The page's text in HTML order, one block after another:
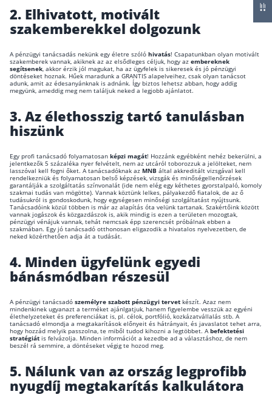
Balesetbiztosítás
Csoportos életbiztosítás
Kockázati életbiztosítás 🛡
Euróalapú megtakarításos életbiztosítás
Megtakarítással kombinált életbiztosítás
Vegyes életbiztosítás
Egészségbiztosítás
Egészségbiztosítás cégeknek
Magán egészségbiztosítás 💊
Betegbiztosítás
Egészségpénztár – Spórolj évi akár 150 ezer
Egészségbiztosítás kalkulátor
Befektetés
Állampapír
Legjobb befektetés
Részvény vásárlás
Befektetési alapok
2. Elhivatott, motivált
szakemberekkel dolgozunk
A pénzügyi tanácsadás nekünk egy életre szóló hivatás! Csapatunkban olyan motivált
szakemberek vannak, akiknek az az elsődleges céljuk, hogy az embereknek
segítsenek, akkor érzik jól magukat, ha az ügyfelek is sikeresek és jó pénzügyi
döntéseket hoznak. Hűek maradunk a GRANTIS alapelveihez, csak olyan tanácsot
adunk, amit az édesanyánknak is adnánk. Így biztos lehetsz abban, hogy addig
megyünk, ameddig meg nem találjuk neked a legjobb ajánlatot.
3. Az élethosszig tartó tanulásban
hiszünk
Egy profi tanácsadó folyamatosan képzi magát! Hozzánk egyébként nehéz bekerülni, a
jelentkezők 5 százaléka nyer felvételt, nem az utcáról toborozzuk a jelölteket, nem
lasszóval kell fogni őket. A tanácsadóknak az MNB által akkreditált vizsgával kell
rendelkezniük és folyamatosan belső képzések, vizsgák és minőségellenőrzések
garantálják a szolgáltatás színvonalát (ide nem elég egy kéthetes gyorstalpaló, komoly
szakmai tudás van mögötte). Vannak köztünk lelkes, pályakezdő fiatalok, de az ő
tudásukról is gondoskodunk, hogy egységesen minőségi szolgáltatást nyújtsunk.
Tanácsadóink közül többen is már az alapítás óta velünk tartanak. Szakértőink között
vannak jogászok és közgazdászok is, akik mindig is ezen a területen mozogtak,
pénzügyi vénájuk vannak, tehát nemcsak épp szerencsét próbálnak ebben a
szakmában. Egy jó tanácsadó otthonosan eligazodik a hivatalos nyelvezetben, de
neked közérthetően adja át a tudását.
4. Minden ügyfelünk egyedi
bánásmódban részesül
A pénzügyi tanácsadó személyre szabott pénzügyi tervet készít. Azaz nem
mindenkinek ugyanazt a terméket ajánlgatjuk, hanem figyelembe vesszük az egyéni
élethelyzeteket és preferenciákat is, pl. célok, portfólió, kozkázatvállalás stb. A
tanácsadó elmondja a megtakarítások előnyeit és hátrányait, és javaslatot tehet arra,
hogy hozzád melyik passzolna, te miből tudod kihozni a legtöbbet. Abefektetési
stratégiát is felvázolja. Minden információt a kezedbe ad a választáshoz, de nem
beszél rá semmire, a döntéseket végig te hozod meg.
5. Nálunk van az ország legprofibb
nyugdíj megtakarítás kalkulátora